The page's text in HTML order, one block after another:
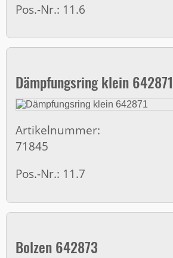
Pos.-Nr.: 11.6
Dämpfungsring klein 642871
Artikelnummer:
71845
Pos.-Nr.: 11.7
Bolzen 642873